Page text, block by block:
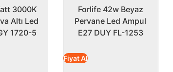
3000K
Altı Led
1720-5
Forlife 42w Beyaz
Pervane Led Ampul
E27 DUY FL-1253
Fiyat Al